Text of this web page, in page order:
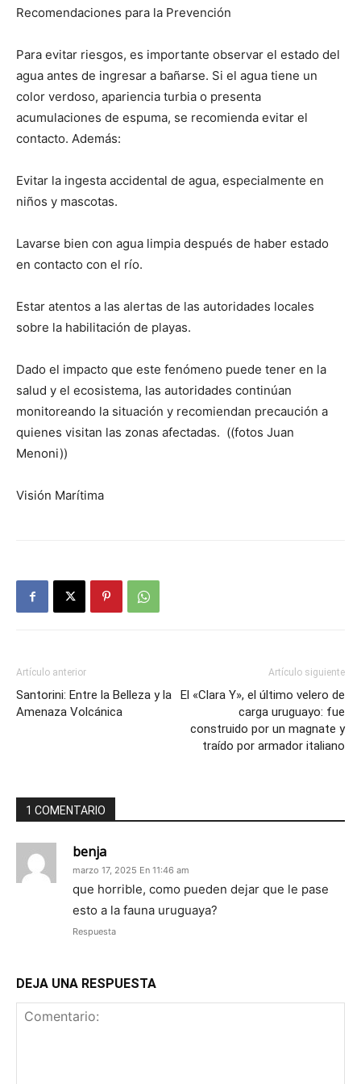
Recomendaciones para la Prevención
Para evitar riesgos, es importante observar el estado del
agua antes de ingresar a bañarse. Si el agua tiene un
color verdoso, apariencia turbia o presenta
acumulaciones de espuma, se recomienda evitar el
contacto. Además:
Evitar la ingesta accidental de agua, especialmente en
niños y mascotas.
Lavarse bien con agua limpia después de haber estado
en contacto con el río.
Estar atentos a las alertas de las autoridades locales
sobre la habilitación de playas.
Dado el impacto que este fenómeno puede tener en la
salud y el ecosistema, las autoridades continúan
monitoreando la situación y recomiendan precaución a
quienes visitan las zonas afectadas. ((fotos Juan
Menoni))
Visión Marítima
Artículo anterior
Santorini: Entre la Belleza y la
Amenaza Volcánica
Artículo siguiente
El «Clara Y», el último velero de
carga uruguayo: fue
construido por un magnate y
traído por armador italiano
1 COMENTARIO
benja
marzo 17, 2025 En 11:46 am
que horrible, como pueden dejar que le pase
esto a la fauna uruguaya?
Respuesta
DEJA UNA RESPUESTA